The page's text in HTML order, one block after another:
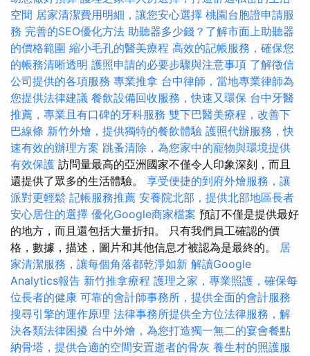
空間 居家清潔費用明細，讓您安心選擇 桃園台胞證申請服
務 完善的SEO優化方法 助聽器多少錢？了解市面上助聽器
的價格範圍 縮小毛孔的醫美療程 高效的記帳服務，確保您
的帳務清晰透明 護照申請的必要步驟與注意事項 了解徵信
公司提供的各項服務 專業推拿 台中律師，當地專業律師為
您提供法律建議 餐飲設備回收服務，快速又環保 台中牙醫
推薦，專業且有口碑的牙科服務 雙下巴醫美療程，改善下
巴線條 新竹外燴，提供獨特的餐飲體驗 護照代辦服務，快
速有效的辦理方案 跳蚤清除，為您家中的寵物與環境提供
有效保護 訪問量最高的亞洲國家不僅令人印象深刻，而且
還提供了眾多的生活體驗。 享受便捷的到府外燴服務，讓
派對更輕鬆 記帳服務推薦 安養院北部，提供北部地區長者
安心居住的選擇 優化Google商家檔案 預訂不僅是提供最好
的地方，而且還包括大量折扣。 只有我們員工確認的價
格，數據，描述，圖片和其他信息才被認為是最終的。 居
家清潔服務，讓每個角落都乾淨如新 解讀Google
Analytics報告 新竹推拿療程 護理之家，專業照護，確保每
位長者的健康 可靠的會計師事務所，提供全面的會計服務
搜尋引擎的運作原理 法律事務所提供全方位法律服務，解
決各類法律困擾 台中外燴，為您打造獨一無二的宴會餐點
納骨塔，提供合適的空間安置逝者的骨灰 養生村的照護服